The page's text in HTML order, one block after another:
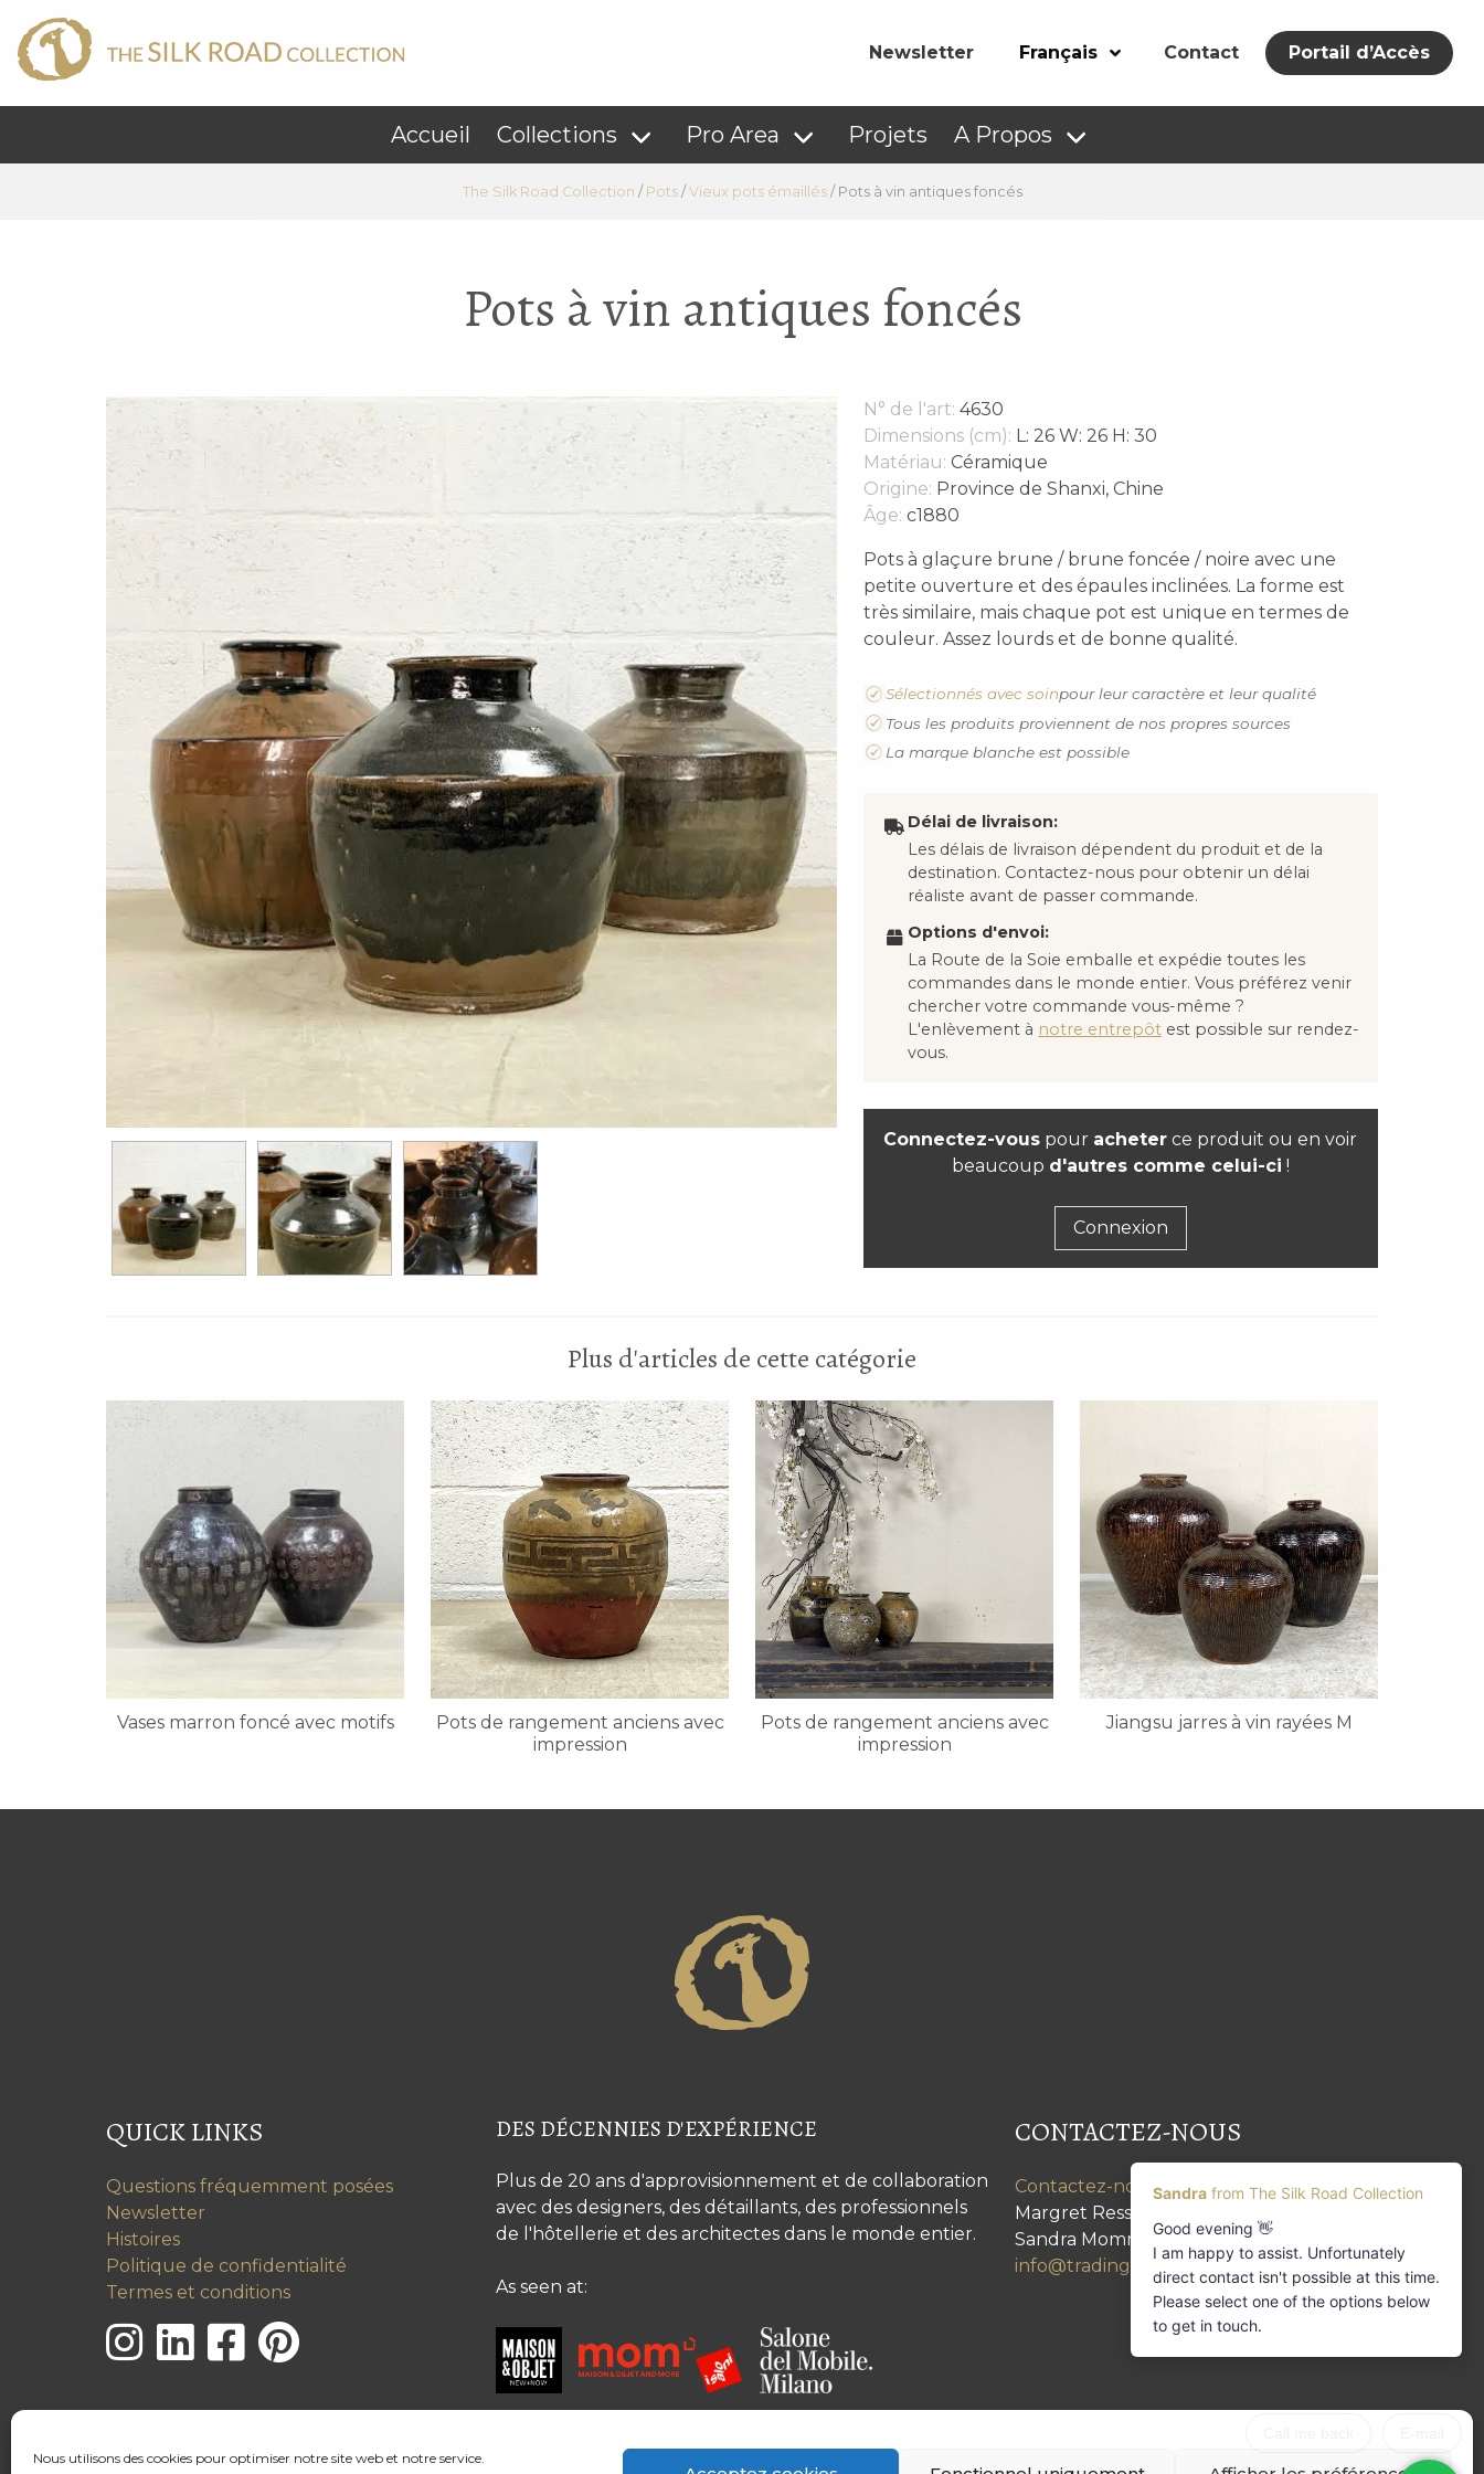
Nous utilisons des cookies pour optimiser notre site web et notre service.
Newsletter Français Contact Portail d’Accès
Accueil Collections Pro Area Projets A Propos
The Silk Road Collection / Pots/ Vieux pots émaillés/ Pots à vin antiques foncés
Pots à vin antiques foncés
N° de l'art: 4630
Dimensions (cm): L: 26 W: 26 H: 30
Matériau: Céramique
Origine: Province de Shanxi, Chine
Âge: c1880
Pots à glaçure brune / brune foncée / noire avec une
petite ouverture et des épaules inclinées. La forme est
très similaire, mais chaque pot est unique en termes de
couleur. Assez lourds et de bonne qualité.
Sélectionnés avec soinpour leur caractère et leur qualité
Tous les produits proviennent de nos propres sources
La marque blanche est possible
Délai de livraison:
Les délais de livraison dépendent du produit et de la
destination. Contactez-nous pour obtenir un délai
réaliste avant de passer commande.
Options d'envoi:
La Route de la Soie emballe et expédie toutes les
commandes dans le monde entier. Vous préférez venir
chercher votre commande vous-même ?
L'enlèvement à notre entrepôtest possible sur rendez-
vous.
Connectez-vous pour acheter ce produit ou en voir
beaucoup d'autres comme celui-ci !
Connexion
Plus d'articles de cette catégorie
Vases marron foncé avec motifs
Pots de rangement anciens avec
impression
Pots de rangement anciens avec
impression
Jiangsu jarres à vin rayées M
QUICK LINKS
Questions fréquemment posées
Newsletter
Histoires
Politique de confidentialité
Termes et conditions
DES DÉCENNIES D'EXPÉRIENCE
Plus de 20 ans d'approvisionnement et de collaboration
avec des designers, des détaillants, des professionnels
de l'hôtellerie et des architectes dans le monde entier.
As seen at:
CONTACTEZ-NOUS
Contactez-nous
Margret Ressang:
Sandra Mommen:+32 (0)475 26 43 98
info@tradingpartners-silkroad.com